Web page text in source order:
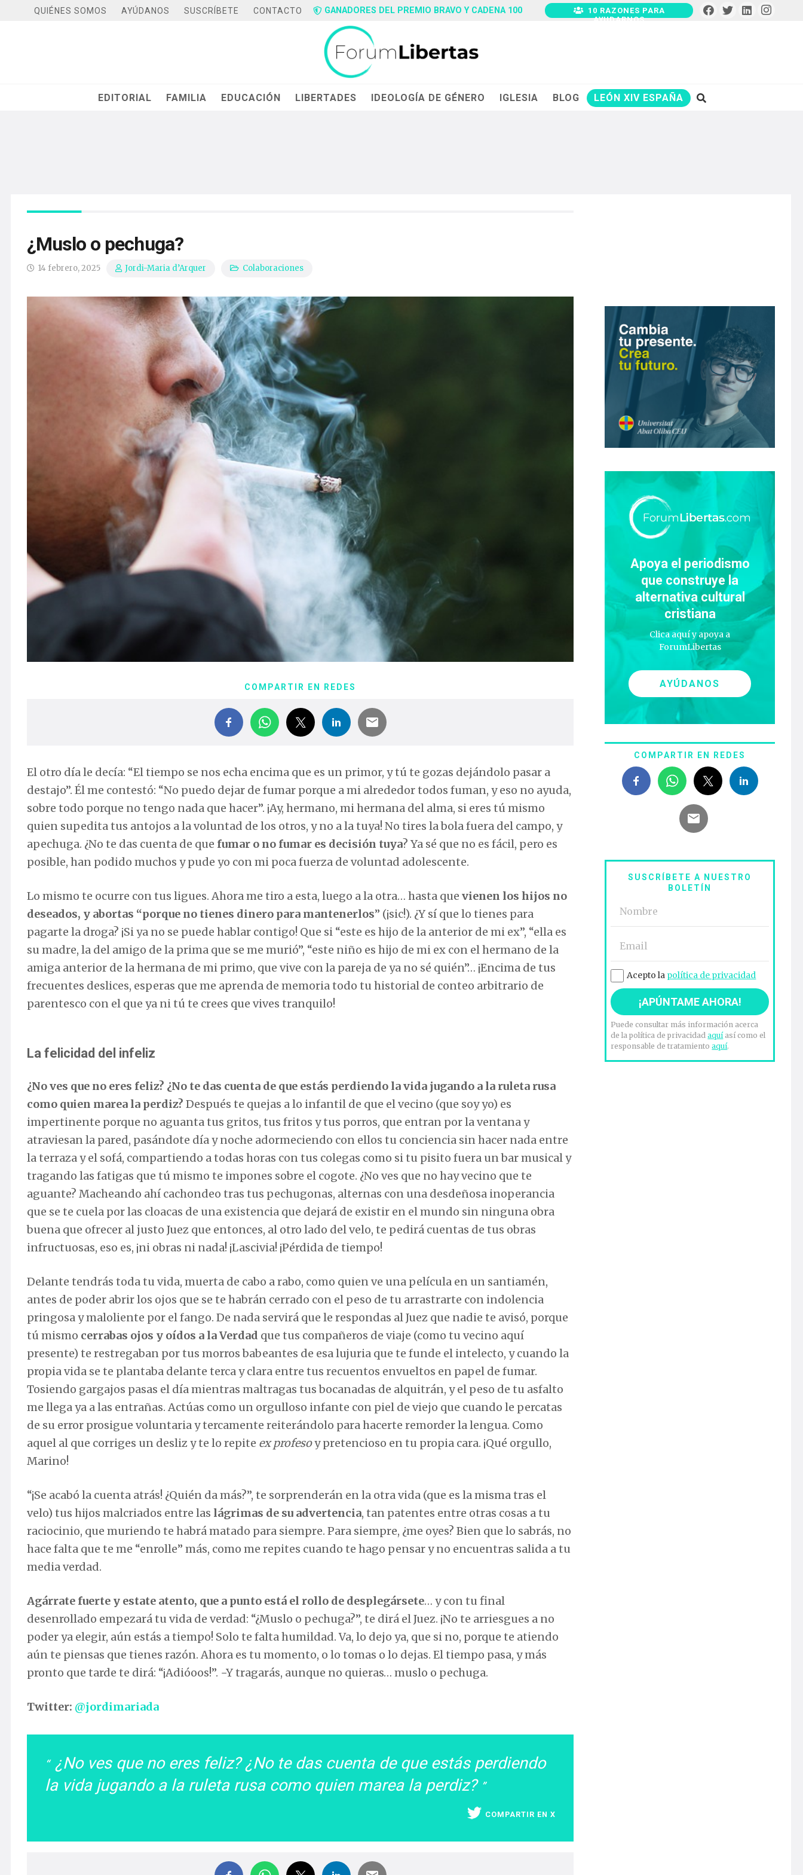
QUIÉNES SOMOS AYÚDANOS SUSCRÍBETE CONTACTO GANADORES DEL PREMIO BRAVO Y CADENA 100
10 RAZONES PARA
AYUDARNOS
EDITORIAL FAMILIA EDUCACIÓN LIBERTADES IDEOLOGÍA DE GÉNERO IGLESIA BLOG LEÓN XIV ESPAÑA
¿Muslo o pechuga?
14 febrero, 2025 Jordi-Maria d’Arquer Colaboraciones
COMPARTIR EN REDES
El otro día le decía: “El tiempo se nos echa encima que es un primor, y tú te gozas dejándolo pasar a
destajo”. Él me contestó: “No puedo dejar de fumar porque a mi alrededor todos fuman, y eso no ayuda,
sobre todo porque no tengo nada que hacer”. ¡Ay, hermano, mi hermana del alma, si eres tú mismo
quien supedita tus antojos a la voluntad de los otros, y no a la tuya! No tires la bola fuera del campo, y
apechuga. ¿No te das cuenta de que fumar o no fumar es decisión tuya? Ya sé que no es fácil, pero es
posible, han podido muchos y pude yo con mi poca fuerza de voluntad adolescente.
Lo mismo te ocurre con tus ligues. Ahora me tiro a esta, luego a la otra… hasta que vienen los hijos no
deseados, y abortas “porque no tienes dinero para mantenerlos” (¡sic!). ¿Y sí que lo tienes para
pagarte la droga? ¡Si ya no se puede hablar contigo! Que si “este es hijo de la anterior de mi ex”, “ella es
su madre, la del amigo de la prima que se me murió”, “este niño es hijo de mi ex con el hermano de la
amiga anterior de la hermana de mi primo, que vive con la pareja de ya no sé quién”… ¡Encima de tus
frecuentes deslices, esperas que me aprenda de memoria todo tu historial de conteo arbitrario de
parentesco con el que ya ni tú te crees que vives tranquilo!
La felicidad del infeliz
¿No ves que no eres feliz? ¿No te das cuenta de que estás perdiendo la vida jugando a la ruleta rusa
como quien marea la perdiz? Después te quejas a lo infantil de que el vecino (que soy yo) es
impertinente porque no aguanta tus gritos, tus fritos y tus porros, que entran por la ventana y
atraviesan la pared, pasándote día y noche adormeciendo con ellos tu conciencia sin hacer nada entre
la terraza y el sofá, compartiendo a todas horas con tus colegas como si tu pisito fuera un bar musical y
tragando las fatigas que tú mismo te impones sobre el cogote. ¿No ves que no hay vecino que te
aguante? Macheando ahí cachondeo tras tus pechugonas, alternas con una desdeñosa inoperancia
que se te cuela por las cloacas de una existencia que dejará de existir en el mundo sin ninguna obra
buena que ofrecer al justo Juez que entonces, al otro lado del velo, te pedirá cuentas de tus obras
infructuosas, eso es, ¡ni obras ni nada! ¡Lascivia! ¡Pérdida de tiempo!
Delante tendrás toda tu vida, muerta de cabo a rabo, como quien ve una película en un santiamén,
antes de poder abrir los ojos que se te habrán cerrado con el peso de tu arrastrarte con indolencia
pringosa y maloliente por el fango. De nada servirá que le respondas al Juez que nadie te avisó, porque
tú mismo cerrabas ojos y oídos a la Verdad que tus compañeros de viaje (como tu vecino aquí
presente) te restregaban por tus morros babeantes de esa lujuria que te funde el intelecto, y cuando la
propia vida se te plantaba delante terca y clara entre tus recuentos envueltos en papel de fumar.
Tosiendo gargajos pasas el día mientras maltragas tus bocanadas de alquitrán, y el peso de tu asfalto
me llega ya a las entrañas. Actúas como un orgulloso infante con piel de viejo que cuando le percatas
de su error prosigue voluntaria y tercamente reiterándolo para hacerte remorder la lengua. Como
aquel al que corriges un desliz y te lo repite ex profesoy pretencioso en tu propia cara. ¡Qué orgullo,
Marino!
“¡Se acabó la cuenta atrás! ¿Quién da más?”, te sorprenderán en la otra vida (que es la misma tras el
velo) tus hijos malcriados entre las lágrimas de su advertencia, tan patentes entre otras cosas a tu
raciocinio, que muriendo te habrá matado para siempre. Para siempre, ¿me oyes? Bien que lo sabrás, no
hace falta que te me “enrolle” más, como me repites cuando te hago pensar y no encuentras salida a tu
media verdad.
Agárrate fuerte y estate atento, que a punto está el rollo de desplegársete… y con tu final
desenrollado empezará tu vida de verdad: “¿Muslo o pechuga?”, te dirá el Juez. ¡No te arriesgues a no
poder ya elegir, aún estás a tiempo! Solo te falta humildad. Va, lo dejo ya, que si no, porque te atiendo
aún te piensas que tienes razón. Ahora es tu momento, o lo tomas o lo dejas. El tiempo pasa, y más
pronto que tarde te dirá: “¡Adióoos!”. −Y tragarás, aunque no quieras… muslo o pechuga.
Twitter: @jordimariada
¿No ves que no eres feliz? ¿No te das cuenta de que estás perdiendo
la vida jugando a la ruleta rusa como quien marea la perdiz?
COMPARTIR EN X
Apoya el periodismo
que construye la
alternativa cultural
cristiana
Clica aquí y apoya a
ForumLibertas
AYÚDANOS
COMPARTIR EN REDES
SUSCRÍBETE A NUESTRO
BOLETÍN
Acepto la política de privacidad
Puede consultar más información acerca
de la política de privacidadaquíasí como el
responsable de tratamientoaquí.